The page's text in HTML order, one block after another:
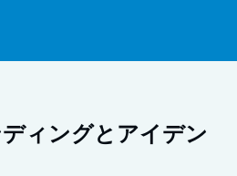
ィングとアイデン